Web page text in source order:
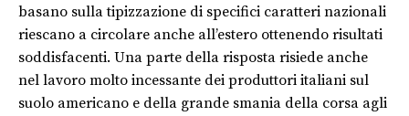
basano sulla tipizzazione di specifici caratteri nazionali
riescano a circolare anche all’estero ottenendo risultati
soddisfacenti. Una parte della risposta risiede anche
nel lavoro molto incessante dei produttori italiani sul
suolo americano e della grande smania della corsa agli